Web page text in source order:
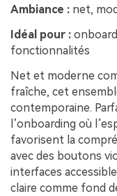
Ambiance : net,
Idéal pour :
fonctionnalités
Net et moderne
fraîche, cet
contemporaine.
l’onboarding où
favorisent la
avec des boutons
interfaces
claire comme fond